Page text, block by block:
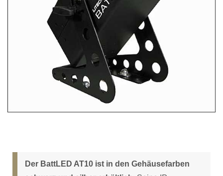
Der BattLED AT10 ist in den Gehäusefarben